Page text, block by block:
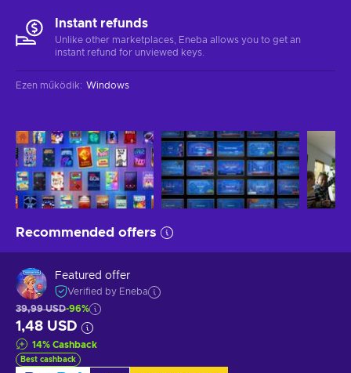
Instant refunds
Unlike other marketplaces, Eneba allows you to get an
instant refund for unviewed keys.
Ezen működik: Windows
Recommended offers
Featured offer
Verified by Eneba
39,99 USD-96%
1,48 USD
14% Cashback
Best cashback